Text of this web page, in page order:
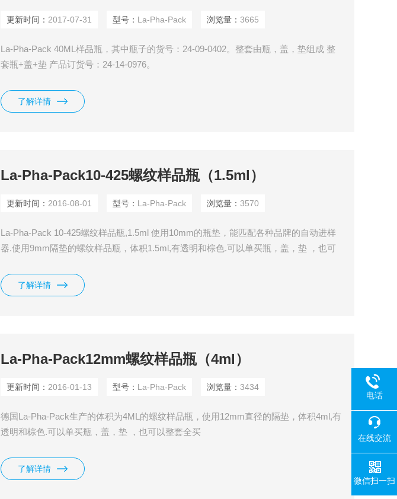
更新时间： 2017-07-31 型号： La-Pha-Pack 浏览量：3665
La-Pha-Pack 40ML样品瓶，其中瓶子的货号：24-09-0402。整套由瓶，盖，垫组成 整
套瓶+盖+垫 产品订货号：24-14-0976。
了解详情
La-Pha-Pack10-425螺纹样品瓶（1.5ml）
更新时间： 2016-08-01 型号： La-Pha-Pack 浏览量：3570
La-Pha-Pack 10-425螺纹样品瓶,1.5ml 使用10mm的瓶垫，能匹配各种品牌的自动进样
器.使用9mm隔垫的螺纹样品瓶，体积1.5ml,有透明和棕色.可以单买瓶，盖，垫 ，也可
了解详情
La-Pha-Pack12mm螺纹样品瓶（4ml）
更新时间： 2016-01-13 型号： La-Pha-Pack 浏览量：3434
德国La-Pha-Pack生产的体积为4ML的螺纹样品瓶，使用12mm直径的隔垫，体积4ml,有
透明和棕色.可以单买瓶，盖，垫 ，也可以整套全买
了解详情
电话
在线交流
微信扫一扫